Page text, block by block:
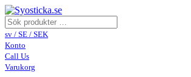
sv / SE / SEK
Konto
Call Us
Varukorg